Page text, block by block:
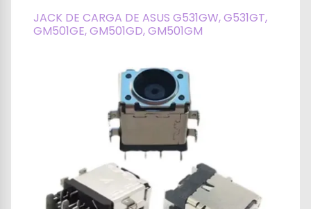
JACK DE CARGA DE ASUS G531GW, G531GT,
GM501GE, GM501GD, GM501GM